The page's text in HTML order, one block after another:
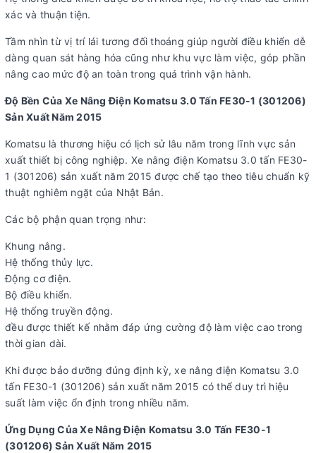
xác và thuận tiện.
Tầm nhìn từ vị trí lái tương đối thoáng giúp người điều khiển dễ
dàng quan sát hàng hóa cũng như khu vực làm việc, góp phần
nâng cao mức độ an toàn trong quá trình vận hành.
Độ Bền Của Xe Nâng Điện Komatsu 3.0 Tấn FE30-1 (301206)
Sản Xuất Năm 2015
Komatsu là thương hiệu có lịch sử lâu năm trong lĩnh vực sản
xuất thiết bị công nghiệp. Xe nâng điện Komatsu 3.0 tấn FE30-
1 (301206) sản xuất năm 2015 được chế tạo theo tiêu chuẩn kỹ
thuật nghiêm ngặt của Nhật Bản.
Các bộ phận quan trọng như:
Khung nâng.
Hệ thống thủy lực.
Động cơ điện.
Bộ điều khiển.
Hệ thống truyền động.
đều được thiết kế nhằm đáp ứng cường độ làm việc cao trong
thời gian dài.
Khi được bảo dưỡng đúng định kỳ, xe nâng điện Komatsu 3.0
tấn FE30-1 (301206) sản xuất năm 2015 có thể duy trì hiệu
suất làm việc ổn định trong nhiều năm.
Ứng Dụng Của Xe Nâng Điện Komatsu 3.0 Tấn FE30-1
(301206) Sản Xuất Năm 2015